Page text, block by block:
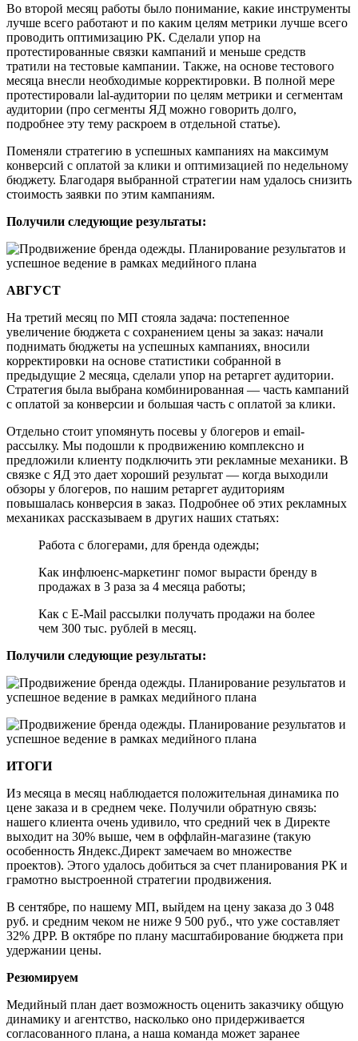
Во второй месяц работы было понимание, какие инструменты
лучше всего работают и по каким целям метрики лучше всего
проводить оптимизацию РК. Сделали упор на
протестированные связки кампаний и меньше средств
тратили на тестовые кампании. Также, на основе тестового
месяца внесли необходимые корректировки. В полной мере
протестировали lal-аудитории по целям метрики и сегментам
аудитории (про сегменты ЯД можно говорить долго,
подробнее эту тему раскроем в отдельной статье).
Поменяли стратегию в успешных кампаниях на максимум
конверсий с оплатой за клики и оптимизацией по недельному
бюджету. Благодаря выбранной стратегии нам удалось снизить
стоимость заявки по этим кампаниям.
Получили следующие результаты:
АВГУСТ
На третий месяц по МП стояла задача: постепенное
увеличение бюджета с сохранением цены за заказ: начали
поднимать бюджеты на успешных кампаниях, вносили
корректировки на основе статистики собранной в
предыдущие 2 месяца, сделали упор на ретаргет аудитории.
Стратегия была выбрана комбинированная — часть кампаний
с оплатой за конверсии и большая часть с оплатой за клики.
Отдельно стоит упомянуть посевы у блогеров и email-
рассылку. Мы подошли к продвижению комплексно и
предложили клиенту подключить эти рекламные механики. В
связке с ЯД это дает хороший результат — когда выходили
обзоры у блогеров, по нашим ретаргет аудиториям
повышалась конверсия в заказ. Подробнее об этих рекламных
механиках рассказываем в других наших статьях:
Работа с блогерами, для бренда одежды;
Как инфлюенс-маркетинг помог вырасти бренду в
продажах в 3 раза за 4 месяца работы;
Как с E-Mail рассылки получать продажи на более
чем 300 тыс. рублей в месяц.
Получили следующие результаты:
ИТОГИ
Из месяца в месяц наблюдается положительная динамика по
цене заказа и в среднем чеке. Получили обратную связь:
нашего клиента очень удивило, что средний чек в Директе
выходит на 30% выше, чем в оффлайн-магазине (такую
особенность Яндекс.Директ замечаем во множестве
проектов). Этого удалось добиться за счет планирования РК и
грамотно выстроенной стратегии продвижения.
В сентябре, по нашему МП, выйдем на цену заказа до 3 048
руб. и средним чеком не ниже 9 500 руб., что уже составляет
32% ДРР. В октябре по плану масштабирование бюджета при
удержании цены.
Резюмируем
Медийный план дает возможность оценить заказчику общую
динамику и агентство, насколько оно придерживается
согласованного плана, а наша команда может заранее